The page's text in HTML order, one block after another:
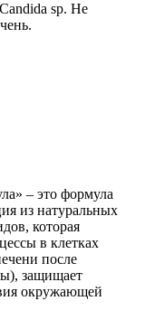
sp. Не
– это формула
из натуральных
которая
в клетках
после
защищает
окружающей